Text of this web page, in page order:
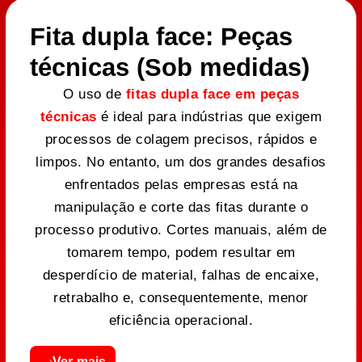
Fita dupla face: Peças
técnicas (Sob medidas)
O uso de fitas dupla face em peças
técnicas é ideal para indústrias que exigem
processos de colagem precisos, rápidos e
limpos. No entanto, um dos grandes desafios
enfrentados pelas empresas está na
manipulação e corte das fitas durante o
processo produtivo. Cortes manuais, além de
tomarem tempo, podem resultar em
desperdício de material, falhas de encaixe,
retrabalho e, consequentemente, menor
eficiência operacional.